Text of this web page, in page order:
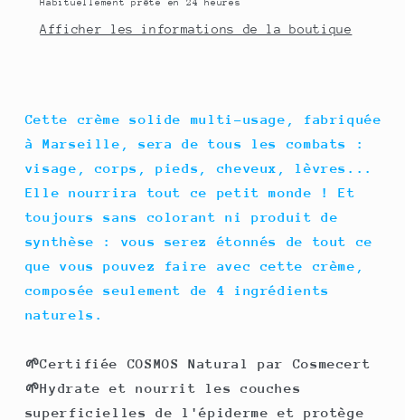
Habituellement prête en 24 heures
Afficher les informations de la boutique
Cette crème solide multi-usage, fabriquée
à Marseille, sera de tous les combats :
visage, corps, pieds, cheveux, lèvres...
Elle nourrira tout ce petit monde ! Et
toujours sans colorant ni produit de
synthèse : vous serez étonnés de tout ce
que vous pouvez faire avec cette crème,
composée seulement de 4 ingrédients
naturels.
🌱Certifiée COSMOS Natural par Cosmecert
🌱Hydrate et nourrit les couches
superficielles de l'épiderme et protège